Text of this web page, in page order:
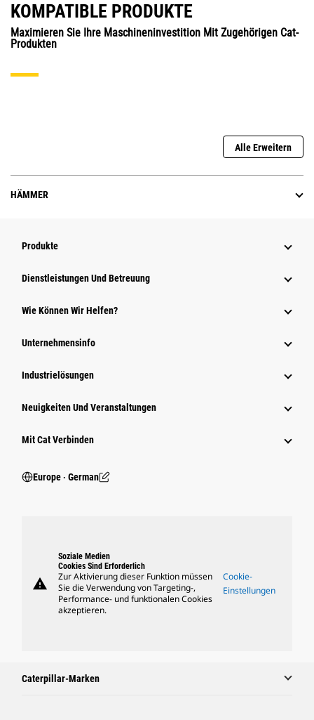
KOMPATIBLE PRODUKTE
Maximieren Sie Ihre Maschineninvestition Mit Zugehörigen Cat-
Produkten
Alle Erweitern
HÄMMER
Produkte
Dienstleistungen Und Betreuung
Wie Können Wir Helfen?
Unternehmensinfo
Industrielösungen
Neuigkeiten Und Veranstaltungen
Mit Cat Verbinden
Europe ‧ German
warning
Soziale Medien
Cookies Sind Erforderlich
Zur Aktivierung dieser Funktion müssen
Sie die Verwendung von Targeting-,
Performance- und funktionalen Cookies
akzeptieren.
Cookie-
Einstellungen
Caterpillar-Marken